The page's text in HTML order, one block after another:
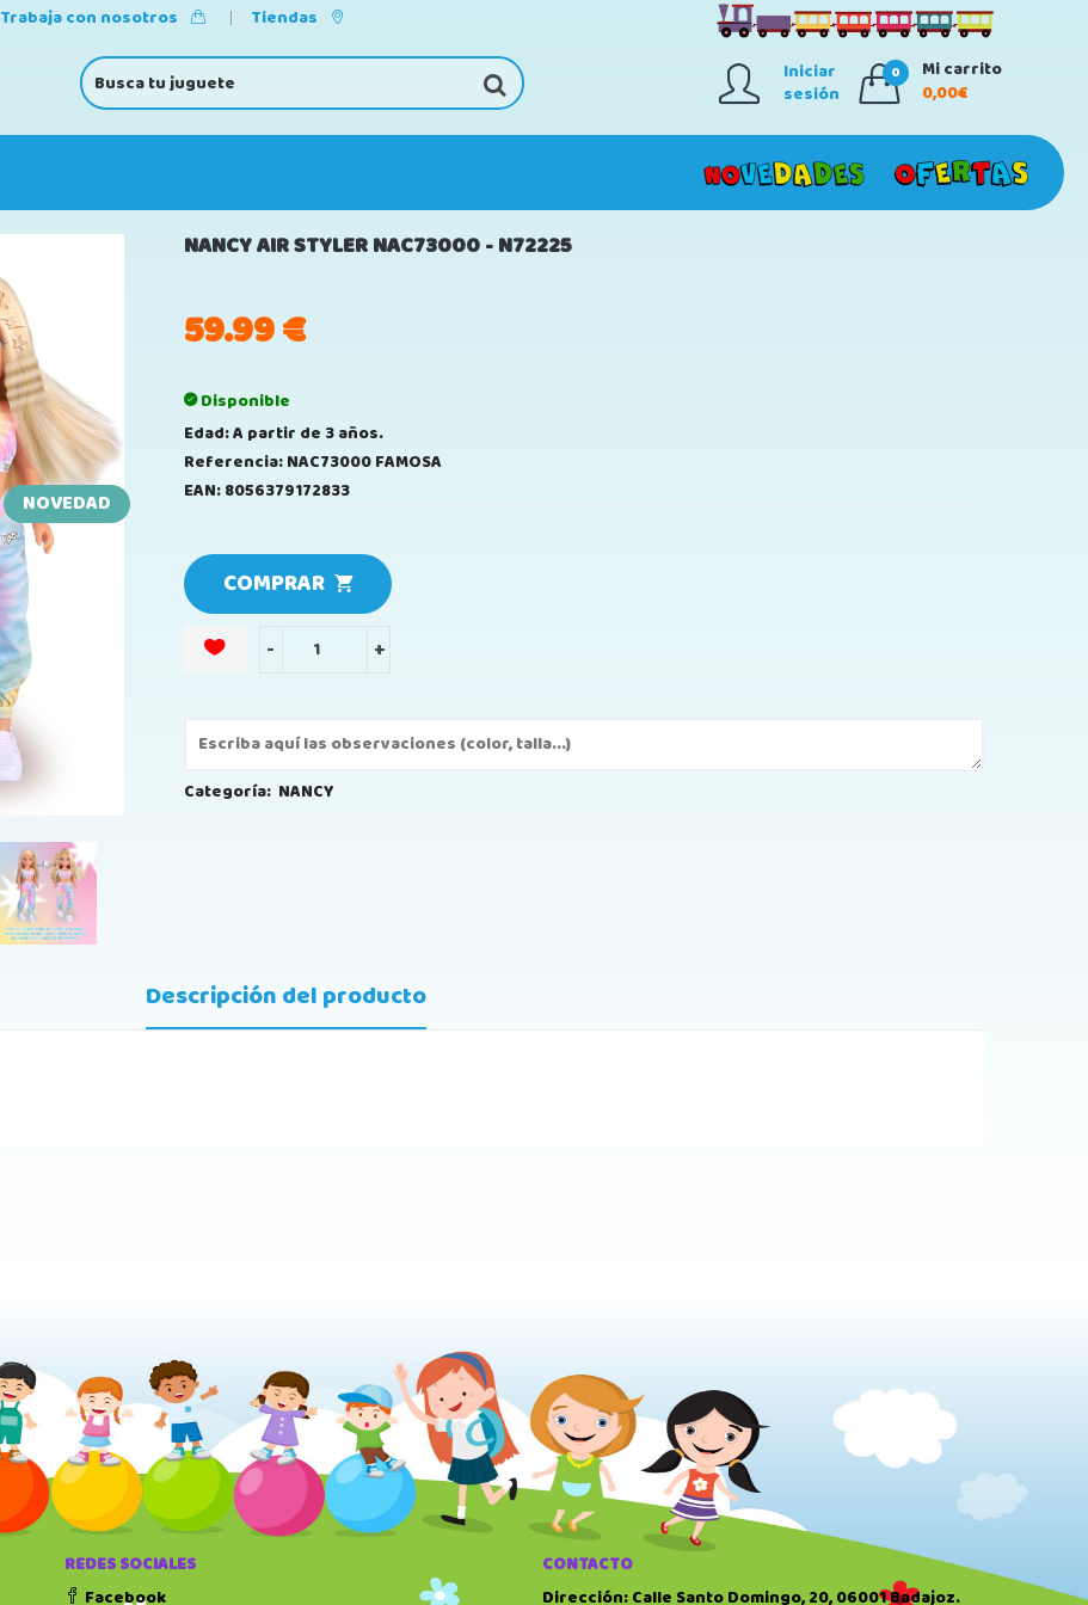
Trabaja con nosotros Tiendas
Iniciar
sesión
0
Mi carrito
0,00€
NOVEDAD
NANCY AIR STYLER NAC73000 - N72225
59.99€
Disponible
Edad: A partir de 3 años.
Referencia: NAC73000 FAMOSA
EAN: 8056379172833
COMPRAR
- +
Categoría: NANCY
Descripción del producto
REDES SOCIALES
Facebook
CONTACTO
Dirección: Calle Santo Domingo, 20, 06001 Badajoz.